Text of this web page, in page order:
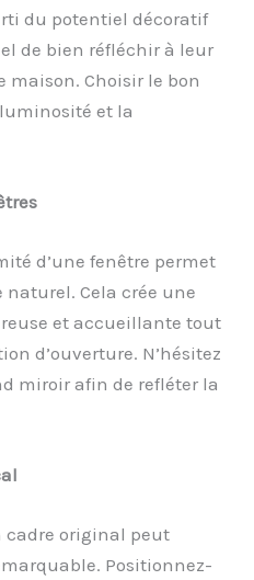
du potentiel décoratif
de bien réfléchir à leur
Choisir le bon
et la
d’une fenêtre permet
Cela crée une
et accueillante tout
d’ouverture. N’hésitez
miroir afin de refléter la
cadre original peut
Positionnez-